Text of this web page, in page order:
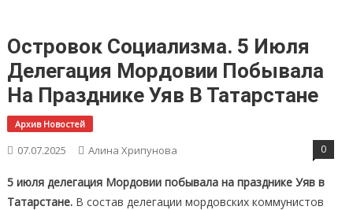
Островок Социализма. 5 Июля
Делегация Мордовии Побывала
На Празднике Уяв В Татарстане
Архив Новостей
07.07.2025 Алина Хрипунова 0
5 июля делегация Мордовии побывала на празднике Уяв в
Татарстане. В состав делегации мордовских коммунистов